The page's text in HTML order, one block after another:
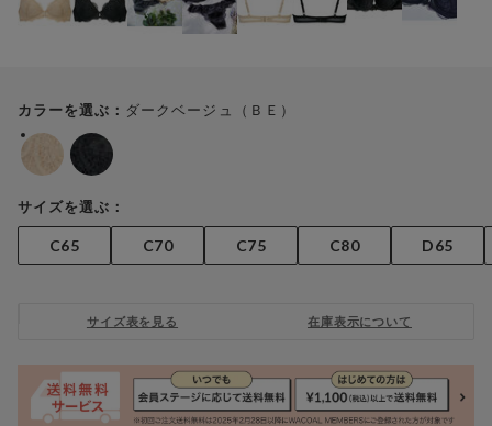
カラーを選ぶ： ダークベージュ（ＢＥ）
サイズを選ぶ：
C65 C70 C75 C80 D65
サイズ表を見る 在庫表示について